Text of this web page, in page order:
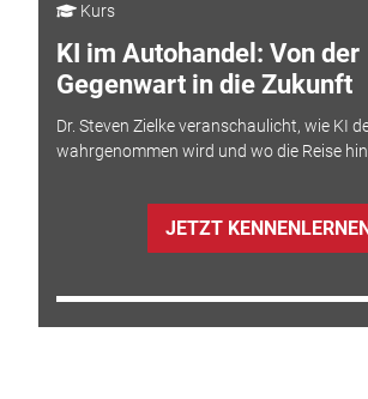
Kurs
KI im Autohandel: Von der
Gegenwart in die Zukunft
Dr. Steven Zielke veranschaulicht, wie KI
wahrgenommen wird und wo die Reise
JETZT